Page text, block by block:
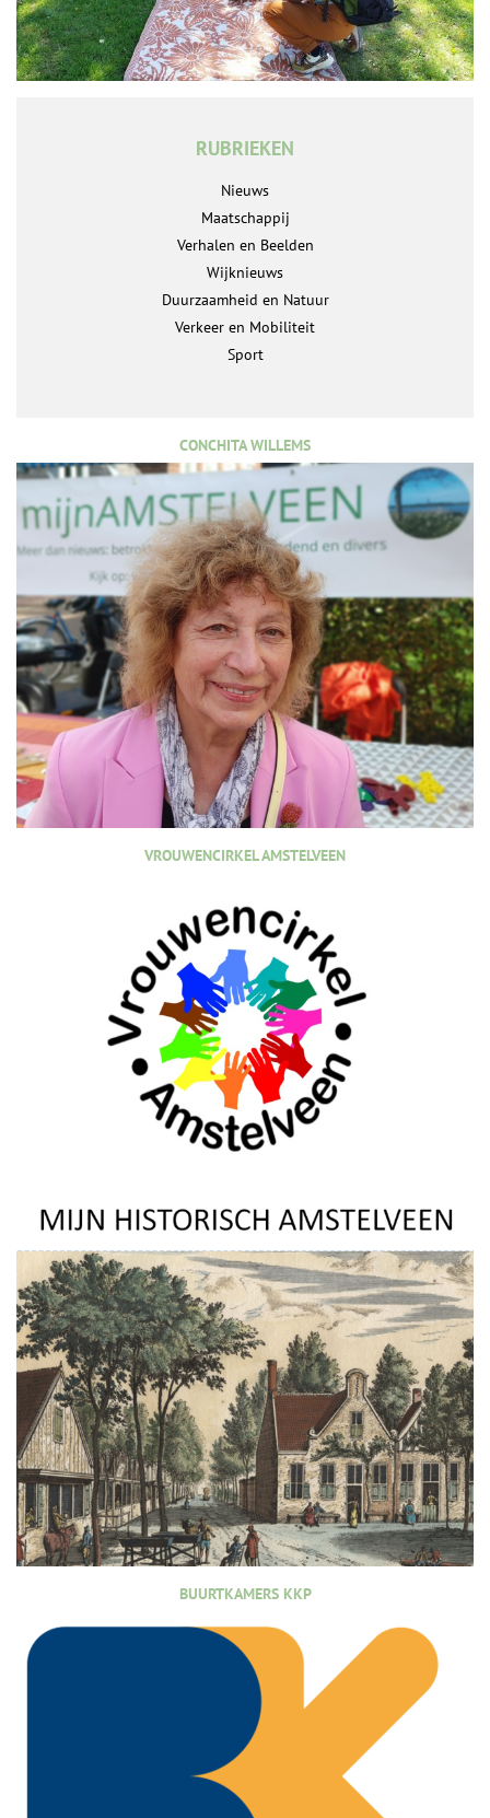
RUBRIEKEN
Nieuws
Maatschappij
Verhalen en Beelden
Wijknieuws
Duurzaamheid en Natuur
Verkeer en Mobiliteit
Sport
CONCHITA WILLEMS
VROUWENCIRKEL AMSTELVEEN
BUURTKAMERS KKP